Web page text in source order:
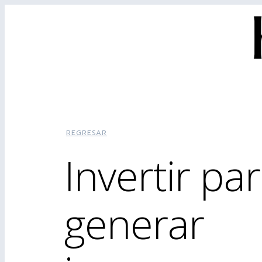
REGRESAR
Invertir
generar